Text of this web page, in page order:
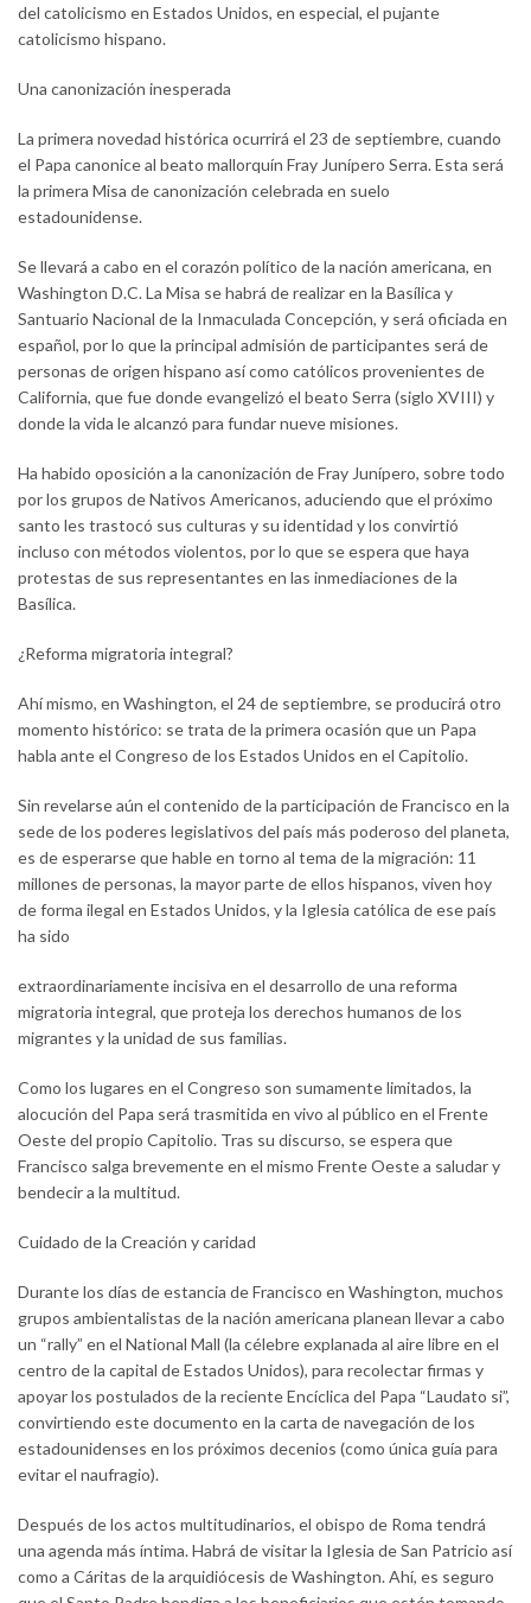
del catolicismo en Estados Unidos, en especial, el pujante
catolicismo hispano.
Una canonización inesperada
La primera novedad histórica ocurrirá el 23 de septiembre, cuando
el Papa canonice al beato mallorquín Fray Junípero Serra. Esta será
la primera Misa de canonización celebrada en suelo
estadounidense.
Se llevará a cabo en el corazón político de la nación americana, en
Washington D.C. La Misa se habrá de realizar en la Basílica y
Santuario Nacional de la Inmaculada Concepción, y será oficiada en
español, por lo que la principal admisión de participantes será de
personas de origen hispano así como católicos provenientes de
California, que fue donde evangelizó el beato Serra (siglo XVIII) y
donde la vida le alcanzó para fundar nueve misiones.
Ha habido oposición a la canonización de Fray Junípero, sobre todo
por los grupos de Nativos Americanos, aduciendo que el próximo
santo les trastocó sus culturas y su identidad y los convirtió
incluso con métodos violentos, por lo que se espera que haya
protestas de sus representantes en las inmediaciones de la
Basílica.
¿Reforma migratoria integral?
Ahí mismo, en Washington, el 24 de septiembre, se producirá otro
momento histórico: se trata de la primera ocasión que un Papa
habla ante el Congreso de los Estados Unidos en el Capitolio.
Sin revelarse aún el contenido de la participación de Francisco en la
sede de los poderes legislativos del país más poderoso del planeta,
es de esperarse que hable en torno al tema de la migración: 11
millones de personas, la mayor parte de ellos hispanos, viven hoy
de forma ilegal en Estados Unidos, y la Iglesia católica de ese país
ha sido
extraordinariamente incisiva en el desarrollo de una reforma
migratoria integral, que proteja los derechos humanos de los
migrantes y la unidad de sus familias.
Como los lugares en el Congreso son sumamente limitados, la
alocución del Papa será trasmitida en vivo al público en el Frente
Oeste del propio Capitolio. Tras su discurso, se espera que
Francisco salga brevemente en el mismo Frente Oeste a saludar y
bendecir a la multitud.
Cuidado de la Creación y caridad
Durante los días de estancia de Francisco en Washington, muchos
grupos ambientalistas de la nación americana planean llevar a cabo
un “rally” en el National Mall (la célebre explanada al aire libre en el
centro de la capital de Estados Unidos), para recolectar firmas y
apoyar los postulados de la reciente Encíclica del Papa “Laudato si”,
convirtiendo este documento en la carta de navegación de los
estadounidenses en los próximos decenios (como única guía para
evitar el naufragio).
Después de los actos multitudinarios, el obispo de Roma tendrá
una agenda más íntima. Habrá de visitar la Iglesia de San Patricio así
como a Cáritas de la arquidiócesis de Washington. Ahí, es seguro